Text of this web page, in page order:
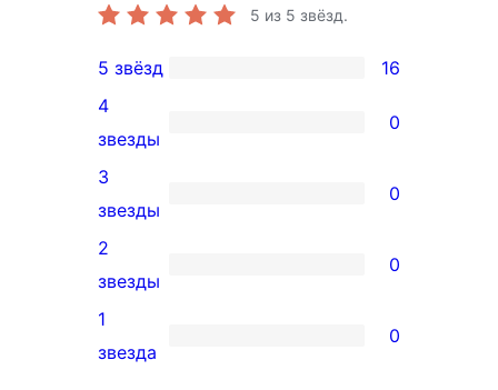
5 из 5 звёзд.
16
5-
звездный
отзыв
5 звёзд 16
0
4-
звездный
отзыв
4
звезды
0
0
3-
звездный
отзыв
3
звезды
0
0
2-
звездный
2
звезды
0
0
1
звезда
0